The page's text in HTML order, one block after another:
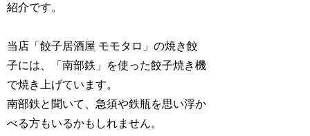
紹介です。
当店「餃子居酒屋 モモタロ」の焼き餃
子には、「南部鉄」を使った餃子焼き機
で焼き上げています。
南部鉄と聞いて、急須や鉄瓶を思い浮か
べる方もいるかもしれません。